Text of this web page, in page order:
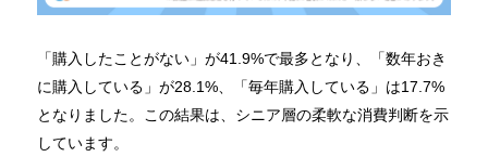
「購入したことがない」が41.9%で最多となり、「数年おき
に購入している」が28.1%、「毎年購入している」は17.7%
となりました。この結果は、シニア層の柔軟な消費判断を示
しています。